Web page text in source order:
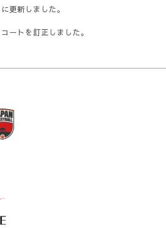
更新しました。
ートを訂正しました。